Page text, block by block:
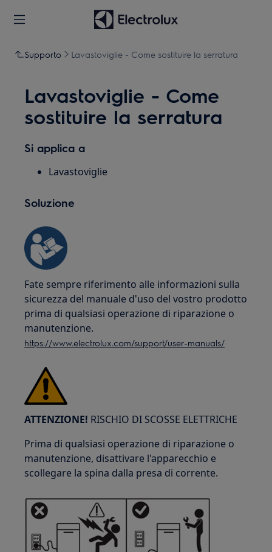
Supporto Lavastoviglie - Come sostituire la serratura
Lavastoviglie - Come
sostituire la serratura
Si applica a
Lavastoviglie
Soluzione
Fate sempre riferimento alle informazioni sulla
sicurezza del manuale d'uso del vostro prodotto
prima di qualsiasi operazione di riparazione o
manutenzione.
https://www.electrolux.com/support/user-manuals/
ATTENZIONE! RISCHIO DI SCOSSE ELETTRICHE
Prima di qualsiasi operazione di riparazione o
manutenzione, disattivare l'apparecchio e
scollegare la spina dalla presa di corrente.